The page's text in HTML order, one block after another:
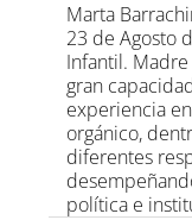
Marta
23 de Agosto
Infantil.
gran
experiencia
orgánico,
diferentes
política e